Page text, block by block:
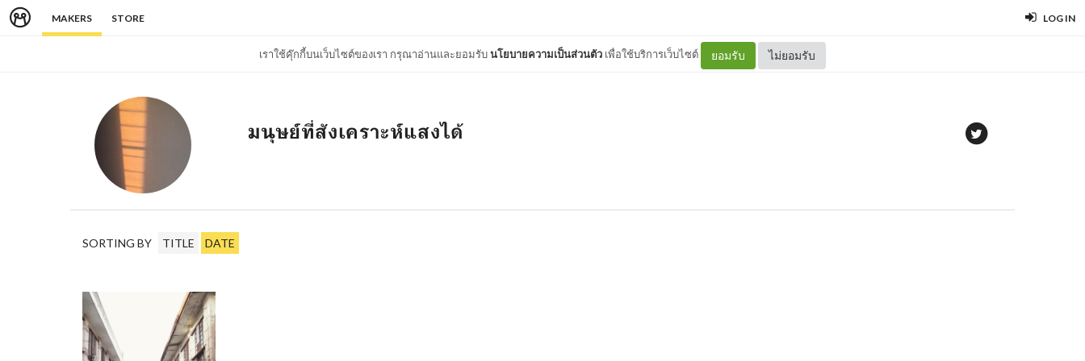
MAKERS STORE LOG IN
เราใช้คุ๊กกี้บนเว็บไซต์ของเรา กรุณาอ่านและยอมรับนโยบายความเป็นส่วนตัว เพื่อใช้บริการเว็บไซต์ ยอมรับ ไม่ยอมรับ
มนุษย์ที่สังเคราะห์แสงได้
SORTING BY TITLE DATE